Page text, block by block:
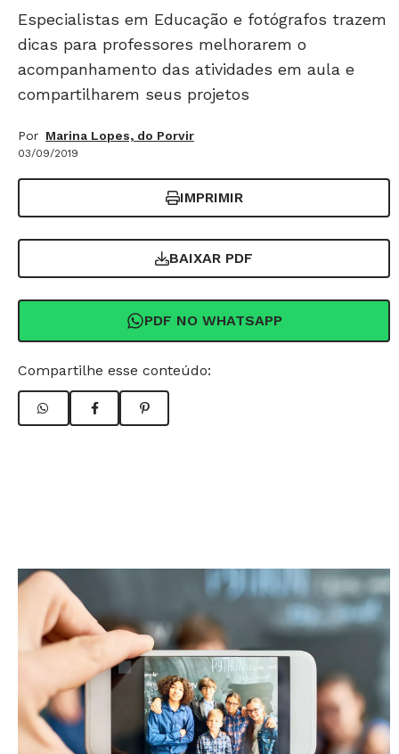
Especialistas em Educação e fotógrafos trazem
dicas para professores melhorarem o
acompanhamento das atividades em aula e
compartilharem seus projetos
Por Marina Lopes, do Porvir
03/09/2019
IMPRIMIR
BAIXAR PDF
PDF NO WHATSAPP
Compartilhe esse conteúdo: